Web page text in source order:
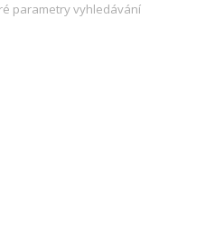
parametry vyhledávání